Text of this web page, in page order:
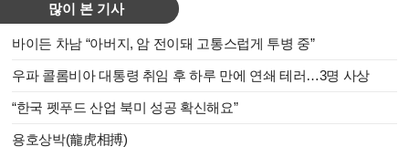
많이 본 기사
바이든 차남 “아버지, 암 전이돼 고통스럽게 투병 중”
우파 콜롬비아 대통령 취임 후 하루 만에 연쇄 테러…3명 사상
“한국 펫푸드 산업 북미 성공 확신해요”
용호상박(龍虎相搏)